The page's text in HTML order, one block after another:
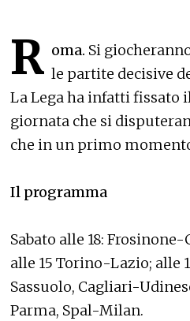
R oma. Si
le partite decisive
La Lega ha infatti fissato
giornata che si
che in un primo
Il programma
Sabato alle 18:
alle 15 Torino-Lazio; alle
Sassuolo, Cagliari-
Parma, Spal-Milan.